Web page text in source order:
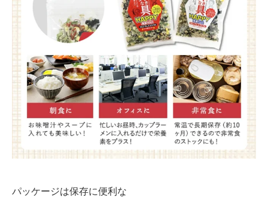
パッケージは保存に便利な